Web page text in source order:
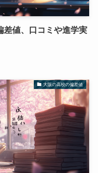
差値、口コミや進学実
大阪の高校の偏差値